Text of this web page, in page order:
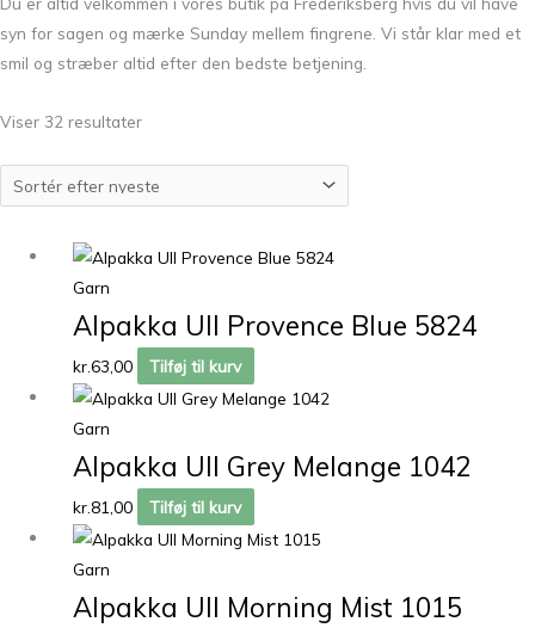
syn for sagen og mærke Sunday mellem fingrene. Vi står klar med et
smil og stræber altid efter den bedste betjening.
Viser 32 resultater
Garn
Alpakka Ull Provence Blue 5824
kr.63,00 Tilføj til kurv
Garn
Alpakka Ull Grey Melange 1042
kr.81,00 Tilføj til kurv
Garn
Alpakka Ull Morning Mist 1015